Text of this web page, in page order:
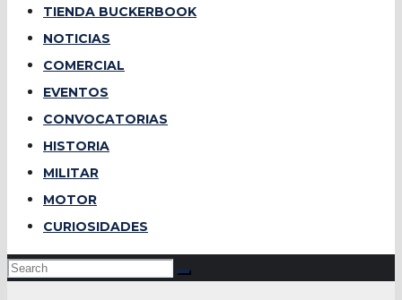
TIENDA BUCKERBOOK
NOTICIAS
COMERCIAL
EVENTOS
CONVOCATORIAS
HISTORIA
MILITAR
MOTOR
CURIOSIDADES